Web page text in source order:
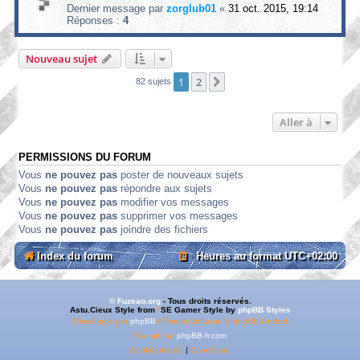
Dernier message par zorglub01 « 31 oct. 2015, 19:14
Réponses : 4
Nouveau sujet
82 sujets 1 2
Aller à
PERMISSIONS DU FORUM
Vous ne pouvez pas poster de nouveaux sujets
Vous ne pouvez pas répondre aux sujets
Vous ne pouvez pas modifier vos messages
Vous ne pouvez pas supprimer vos messages
Vous ne pouvez pas joindre des fichiers
Index du forum Heures au formatUTC+02:00
© Fuzeao.org- Tous droits réservés.
Astu.Cieux Style from *SE Gamer Style by phpBB Styles
Développé parphpBB® Forum Software © phpBB Limited
Traduit parphpBB-fr.com
Confidentialité | Conditions